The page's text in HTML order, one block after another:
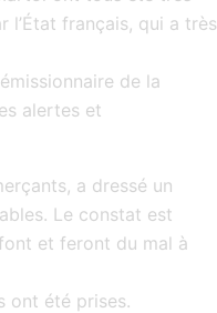
l’État français, qui a très
de la
alertes et
a dressé un
Le constat est
et feront du mal à
ont été prises.